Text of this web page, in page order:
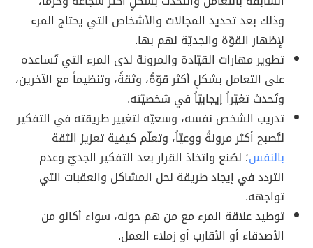
وذلك بعد تحديد المجالات والأشخاص التي يحتاج المرء
لإظهار القوّة والجديّة لهم بها.
تطوير مهارات القيّادة والمرونة لدى المرء التي تُساعده
على التعامل بشكلٍ أكثر قوّةً، وثقةً، وتنظيماً مع الآخرين،
وتُحدث تغيّراً إيجابيّاً في شخصيّته.
تدريب الشخص نفسه، وسعيّه لتغيير طريقته في التفكير
لتُصبح أكثر مرونةً ووعيّاً، وتعلّم كيفية تعزيز الثقة
بالنفس؛ لصُنع واتخاذ القرار بعد التفكير الجديّ وعدم
التردد في إيجاد طريقة لحل المشاكل والعقبات التي
تواجهه.
توطيد علاقة المرء مع من هم حوله، سواء أكانو من
الأصدقاء أو الأقارب أو زملاء العمل.